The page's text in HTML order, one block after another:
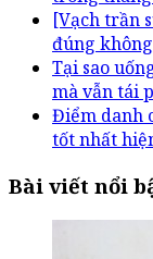
[Vạch trần
đúng
Tại sao
mà vẫn tái
Điểm danh
tốt nhất
Bài viết nổi